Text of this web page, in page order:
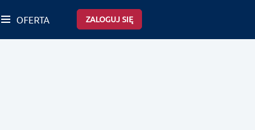
ZALOGUJ SIĘ
OFERTA